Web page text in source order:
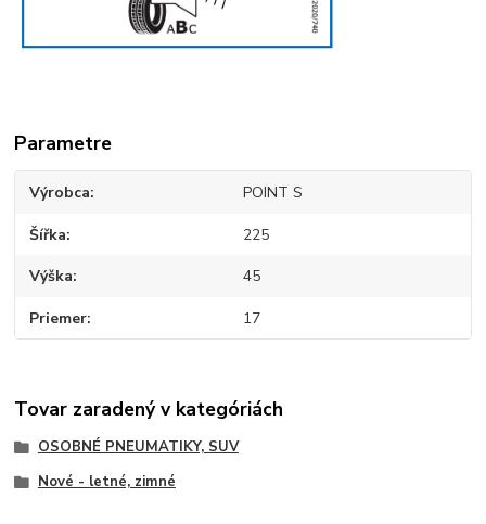
Parametre
Výrobca POINT S
Šířka 225
Výška 45
Priemer 17
Tovar zaradený v kategóriách
OSOBNÉ PNEUMATIKY, SUV
Nové - letné, zimné